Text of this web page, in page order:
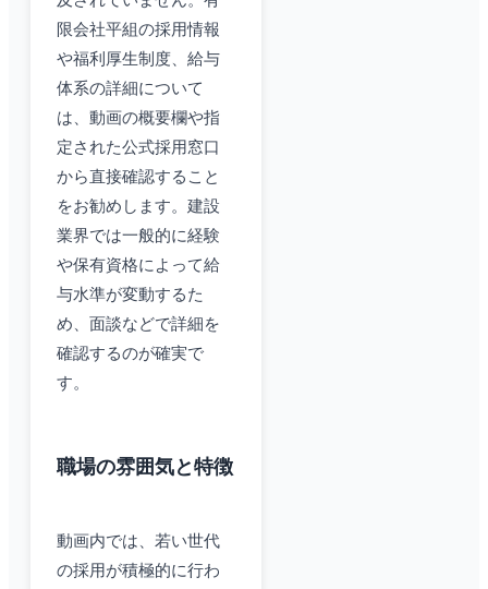
限会社平組の採用情報
や福利厚生制度、給与
体系の詳細について
は、動画の概要欄や指
定された公式採用窓口
から直接確認すること
をお勧めします。建設
業界では一般的に経験
や保有資格によって給
与水準が変動するた
め、面談などで詳細を
確認するのが確実で
す。
職場の雰囲気と特徴
動画内では、若い世代
の採用が積極的に行わ